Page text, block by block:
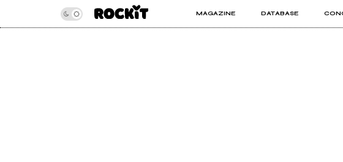
MAGAZINE DATABASE
INSIDER ROCKIT PRO